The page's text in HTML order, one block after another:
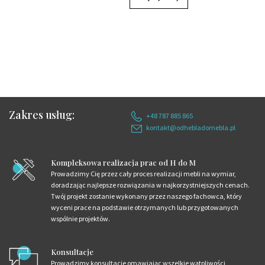
Zakres usług:
+48 787 885 865
kontakt@odhebladomebla.pl
Kompleksowa realizacja prac od H do M
Prowadzimy Cię przez cały proces realizacji mebli na wymiar,
doradzając najlepsze rozwiązania w najkorzystniejszych cenach.
Twój projekt zostanie wykonany przez naszego fachowca, który
wyceni prace na podstawie otrzymanych lub przygotowanych
wspólnie projektów.
Konsultacje
Prowadzimy konsultacje omawiając wszelkie wątpliwości